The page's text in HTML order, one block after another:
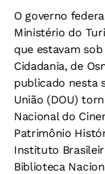
O governo
Ministério do
que estavam
Cidadania, de
publicado nesta
União (DOU)
Nacional do
Patrimônio
Instituto
Biblioteca